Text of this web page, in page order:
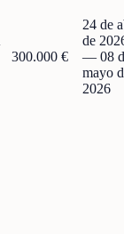
300.000 €
24 de
de
— 08
mayo
2026